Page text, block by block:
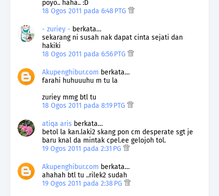
poyo.. haha.. :D
18 Ogos 2011 pada 6:48 PTG
- zuriey - berkata…
sekarang ni susah nak dapat cinta sejati dan
hakiki
18 Ogos 2011 pada 6:56 PTG
Akupenghibur.com berkata…
farahi huhuuuhu m tu la
zuriey mmg btl tu
18 Ogos 2011 pada 8:19 PTG
atiqa aris berkata…
betol la kan.laki2 skang pon cm desperate sgt je
baru knal da mintak cpel.ee gelojoh tol.
19 Ogos 2011 pada 2:31 PG
Akupenghibur.com berkata…
ahahah btl tu ..rilek2 sudah
19 Ogos 2011 pada 2:38 PG